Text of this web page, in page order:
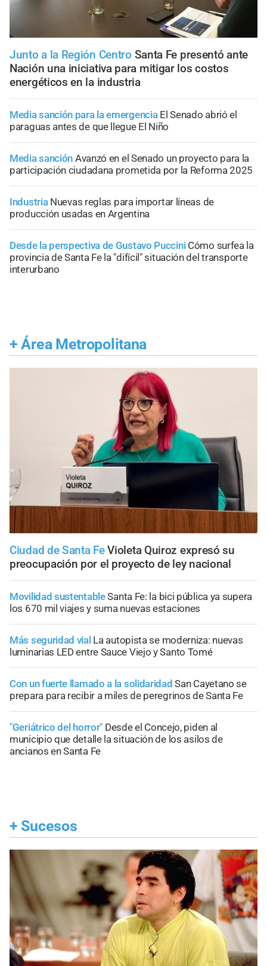
Junto a la Región Centro Santa Fe presentó ante
Nación una iniciativa para mitigar los costos
energéticos en la industria
Media sanción para la emergencia El Senado abrió el
paraguas antes de que llegue El Niño
Media sanción Avanzó en el Senado un proyecto para la
participación ciudadana prometida por la Reforma 2025
Industria Nuevas reglas para importar líneas de
producción usadas en Argentina
Desde la perspectiva de Gustavo Puccini Cómo surfea la
provincia de Santa Fe la "difícil" situación del transporte
interurbano
+ Área Metropolitana
Ciudad de Santa Fe Violeta Quiroz expresó su
preocupación por el proyecto de ley nacional
Movilidad sustentableSanta Fe: la bici pública ya supera
los 670 mil viajes y suma nuevas estaciones
Más seguridad vial La autopista se moderniza: nuevas
luminarias LED entre Sauce Viejo y Santo Tomé
Con un fuerte llamado a la solidaridad San Cayetano se
prepara para recibir a miles de peregrinos de Santa Fe
"Geriátrico del horror" Desde el Concejo, piden al
municipio que detalle la situación de los asilos de
ancianos en Santa Fe
+ Sucesos